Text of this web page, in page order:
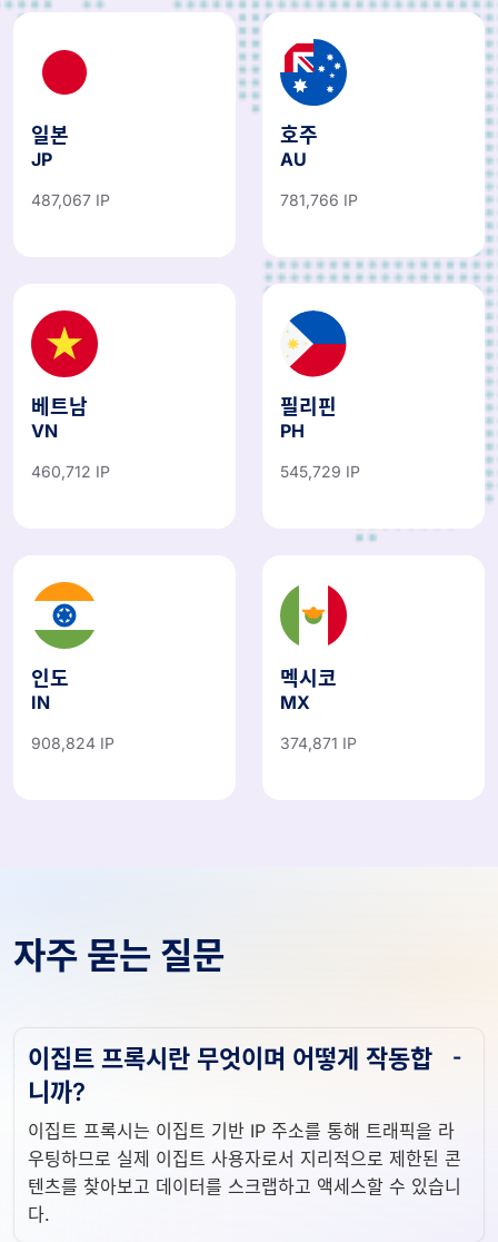
일본
JP
487,067 IP
호주
AU
781,766 IP
베트남
VN
460,712 IP
필리핀
PH
545,729 IP
인도
IN
908,824 IP
멕시코
MX
374,871 IP
자주 묻는 질문
이집트 프록시란 무엇이며 어떻게 작동합
니까?
이집트 프록시는 이집트 기반 IP 주소를 통해 트래픽을 라
우팅하므로 실제 이집트 사용자로서 지리적으로 제한된 콘
텐츠를 찾아보고 데이터를 스크랩하고 액세스할 수 있습니
다.